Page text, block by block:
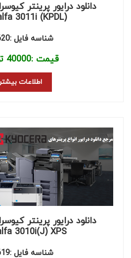
3011i (KPDL)
شناسه فایل :13620
قیمت :40000
اطلاعات
3010i(J) XPS
شناسه فایل :13619